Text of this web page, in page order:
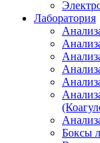
Лаборатория
Боксы